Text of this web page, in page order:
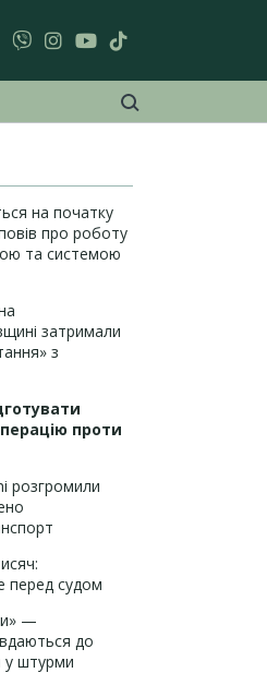
на початку
про роботу
та системою
затримали
з
проти
розгромили
перед судом
—
до
у штурми